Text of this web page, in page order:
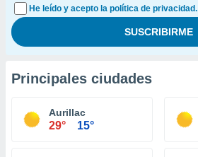
He leído y acepto la política de privacidad.
Principales ciudades
Aurillac
29° 15°